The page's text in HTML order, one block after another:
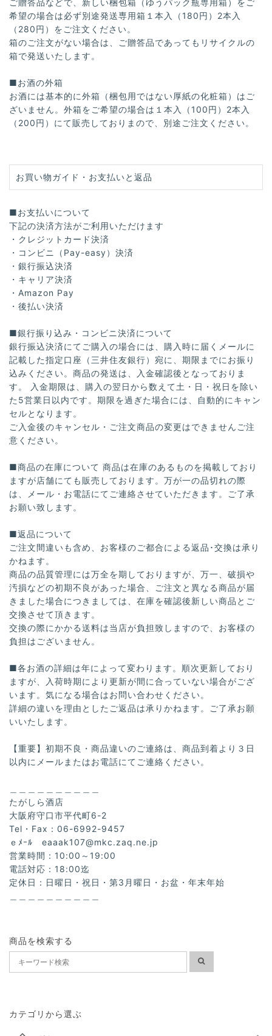
希望の場合は必ず別途発送専用箱１本入（180円）2本入
（280円）をご注文ください。
箱のご注文がない場合は、ご贈答品であってもリサイクルの
箱で発送いたします。
■お酒の外箱
お酒には基本的に外箱（梱包用ではない厚紙の化粧箱）はご
ざいません。外箱をご希望の場合は１本入（100円）2本入
（200円）にて販売しておりまので、別途ご注文ください。
お買い物ガイド・お支払いと返品
■お支払いについて
下記の決済方法がご利用いただけます
・クレジットカード決済
・コンビニ（Pay-easy）決済
・銀行振込決済
・キャリア決済
・Amazon Pay
・後払い決済
■銀行振り込み・コンビニ決済について
銀行振込決済にてご購入の場合には、購入時に届くメールに
記載した指定口座（三井住友銀行）宛に、期限までにお振り
込みください。商品の発送は、入金確認後となっておりま
す。 入金期限は、購入の翌日から数えて土・日・祝日を除い
た5営業日以内です。期限を過ぎた場合には、自動的にキャン
セルとなります。
ご入金後のキャンセル・ご注文商品の変更はできませんご注
意ください。
■商品の在庫について 商品は在庫のあるものを掲載しており
ますが店舗にても販売しております。万が一の品切れの際
は、メール・お電話にてご連絡させていただきます。ご了承
お願い致します。
■返品について
ご注文間違いも含め、お客様のご都合による返品･交換は承り
かねます。
商品の品質管理には万全を期しておりますが、万一、破損や
汚損などの初期不良があった場合、ご注文と異なる商品が届
きました場合につきましては、在庫を確認後新しい商品とご
交換させて頂きます。
交換の際にかかる送料は当店が負担致しますので、お客様の
負担はございません。
■各お酒の詳細は年によって変わります。順次更新しており
ますが、入荷時期により更新が間に合っていない場合がござ
います。気になる場合はお問い合わせください。
詳細の違いを理由としたご返品は承りかねます。ご了承お願
いいたします。
【重要】初期不良・商品違いのご連絡は、商品到着より３日
以内にメールまたはお電話にてご連絡ください。
たがしら酒店
大阪府守口市平代町6-2
Tel・Fax：06-6992-9457
ｅﾒｰﾙ eaaak107@mkc.zaq.ne.jp
営業時間：10:00～19:00
電話対応：18:00迄
定休日：日曜日・祝日・第3月曜日・お盆・年末年始
商品を検索する
カテゴリから選ぶ